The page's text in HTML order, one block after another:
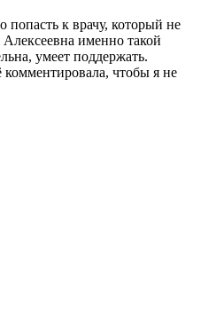
попасть к врачу, который не
именно такой
умеет поддержать.
комментировала, чтобы я не